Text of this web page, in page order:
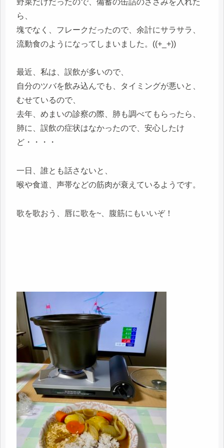
ら、
塊でなく、フレークだったので、余計にサラサラ、
流動食のようになってしまいました。((+_+))
最近、私は、誤飲が多いので、
自分のツバを飲み込んでも、タイミングが悪いと、
むせているので、
去年、めまいの診察の際、肺も調べてもらったら、
肺に、誤飲の症状はなかったので、安心したけ
ど・・・・
一日、誰とも話さないと、
喉や食道、声帯などの筋肉が衰えているようです。
歌を歌おう、唇に歌を~、腹筋にもいいぞ！